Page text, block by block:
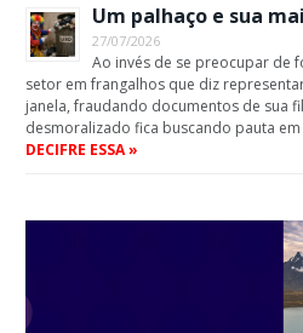
Um palhaço e sua
27/07/2026
Ao invés de se preocupar de
setor em frangalhos que diz
janela, fraudando documentos de sua
desmoralizado fica buscando pauta
DECIFRE ESSA »